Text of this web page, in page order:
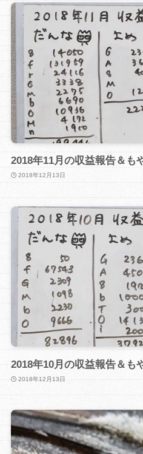
2018年11月の収益報告＆も
2018年12月13日
2018年10月の収益報告＆も
2018年12月13日